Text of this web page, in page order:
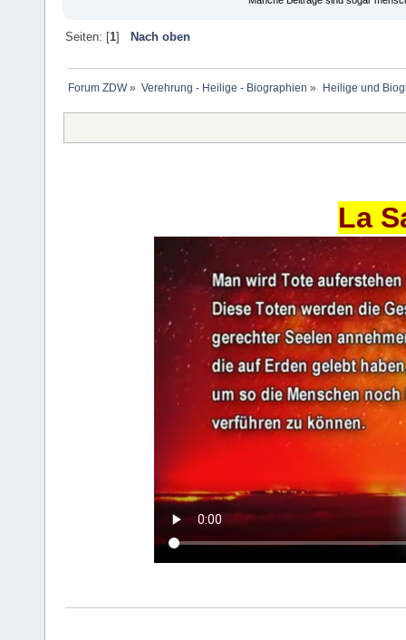
Seiten: [1] Nach oben
Forum ZDW» Verehrung - Heilige - Biographien » Heilige und
La